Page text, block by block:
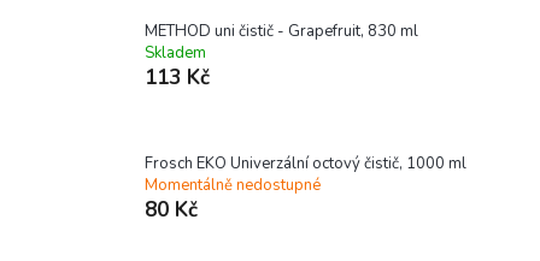
METHOD uni čistič - Grapefruit, 830 ml
Skladem
113 Kč
Frosch EKO Univerzální octový čistič, 1000 ml
Momentálně nedostupné
80 Kč